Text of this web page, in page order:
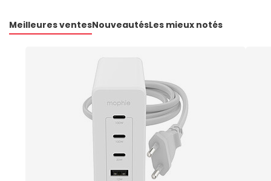
Meilleures ventesNouveautésLes mieux notés